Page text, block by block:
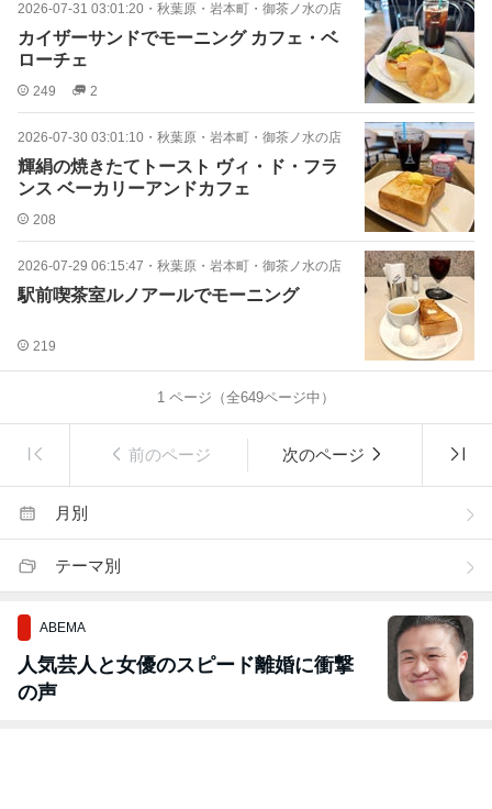
2026-07-31 03:01:20 ・ 秋葉原・岩本町・御茶ノ水の店
カイザーサンドでモーニング カフェ・ベ
ローチェ
249 2
2026-07-30 03:01:10 ・ 秋葉原・岩本町・御茶ノ水の店
輝絹の焼きたてトースト ヴィ・ド・フラ
ンス ベーカリーアンドカフェ
208
2026-07-29 06:15:47 ・ 秋葉原・岩本町・御茶ノ水の店
駅前喫茶室ルノアールでモーニング
219
1 ページ（全649ページ中）
前のページ 次のページ
月別
テーマ別
ABEMA
人気芸人と女優のスピード離婚に衝撃
の声